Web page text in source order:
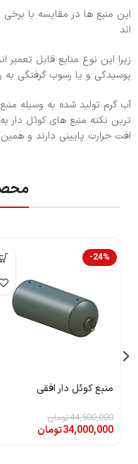
این منبع ها در مقایسه با
اند
زیرا این نوع منابع قابل
پوسیدگی و یا رسوب گرفتگی به
آب گرم تولید شده به وسیله
ترین نکته منبع های کوئل دار
افت حرارت پایینی دارند و
-24%
منبع کوئل دار افقی
44,500,000تومان
34,000,000تومان